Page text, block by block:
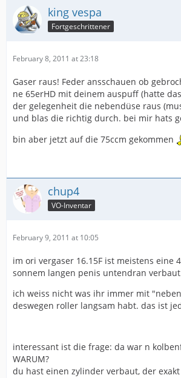
king vespa
Fortgeschrittener
February 8, 2011 at 23:18
Gaser raus! Feder ansschauen ob
ne 65erHD mit deinem auspuff (hatte
der gelegenheit die nebendüse raus
und blas die richtig durch. bei mir hats
bin aber jetzt auf die 75ccm gekommen
chup4
VO-Inventar
February 9, 2011 at 10:05
im ori vergaser 16.15F ist meistens eine
sonnem langen penis untendran
ich weiss nicht was ihr immer mit
deswegen roller langsam habt. das ist
interessant ist die frage: da war n
WARUM?
du hast einen zylinder verbaut, der